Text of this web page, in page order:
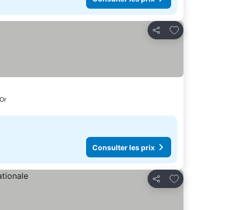
Partager
Ajouter à mes favoris
Consulter les prix
Partager
Ajouter à mes favoris